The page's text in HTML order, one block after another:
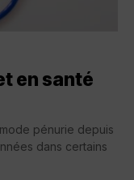
en santé
pénurie depuis
dans certains